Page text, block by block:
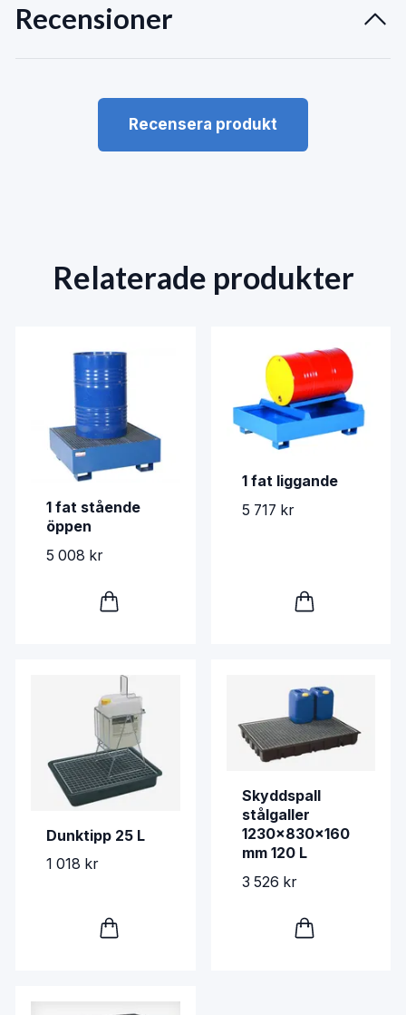
Recensioner
Recensera produkt
Relaterade produkter
1 fat stående
öppen
5 008 kr
1 fat liggande
5 717 kr
Dunktipp 25 L
1 018 kr
Skyddspall
stålgaller
1230x830x160
mm 120 L
3 526 kr